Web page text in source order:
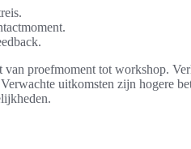
proefmoment tot workshop.
uitkomsten zijn hogere